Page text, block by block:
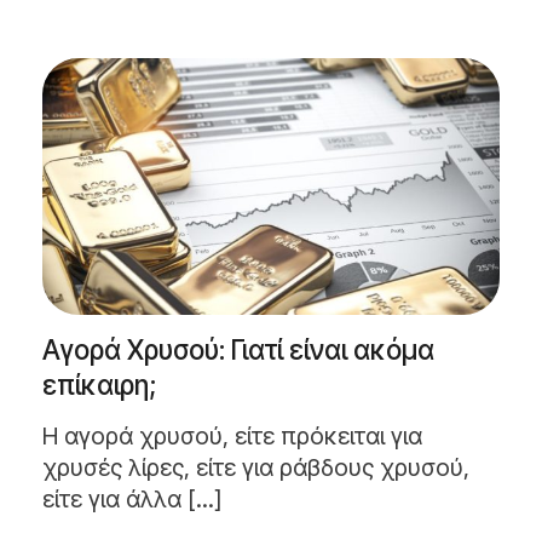
Αγορά Χρυσού: Γιατί είναι ακόμα
επίκαιρη;
Η αγορά χρυσού, είτε πρόκειται για
χρυσές λίρες, είτε για ράβδους χρυσού,
είτε για άλλα [...]